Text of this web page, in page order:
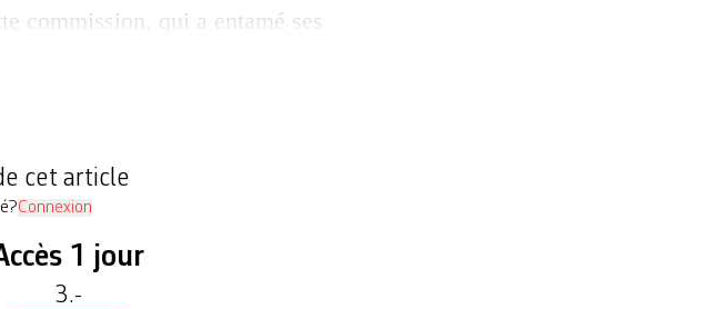
commission, qui a entamé ses
cet article
Connexion
1 jour
3.-